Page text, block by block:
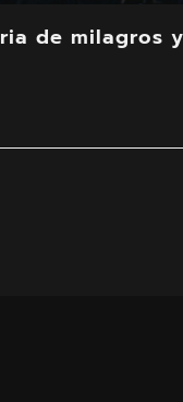
de milagros y